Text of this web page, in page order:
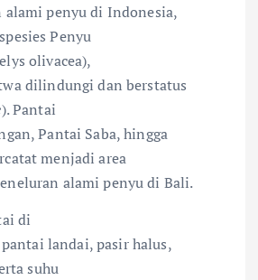
penyu di Indonesia,
Penyu
olivacea),
dilindungi dan berstatus
). Pantai
Pantai Saba, hingga
menjadi area
alami penyu di Bali.
di
landai, pasir halus,
suhu